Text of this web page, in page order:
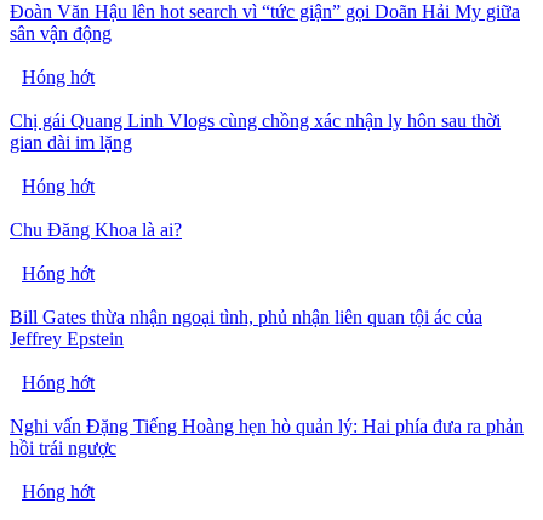
Đoàn Văn Hậu lên hot search vì “tức giận” gọi Doãn Hải My giữa
sân vận động
Hóng hớt
Chị gái Quang Linh Vlogs cùng chồng xác nhận ly hôn sau thời
gian dài im lặng
Hóng hớt
Chu Đăng Khoa là ai?
Hóng hớt
Bill Gates thừa nhận ngoại tình, phủ nhận liên quan tội ác của
Jeffrey Epstein
Hóng hớt
Nghi vấn Đặng Tiếng Hoàng hẹn hò quản lý: Hai phía đưa ra phản
hồi trái ngược
Hóng hớt